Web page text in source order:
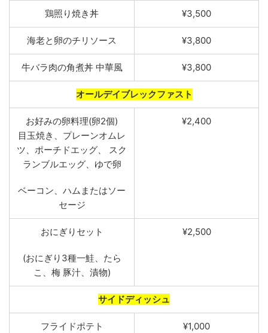
鶏照り焼き丼 ¥3,500
海老と卵のチリソース ¥3,800
牛バラ肉の角煮丼 中華風 ¥3,800
オールデイブレックファスト
お好みの卵料理(卵2個)
目玉焼き
プレーンオムレ
ツ
ポーチドエッグ
スク
ランブルエッグ、 ゆで卵
ベーコン
ハムまたはソー
セージ
¥2,400
おにぎりセッ ト
(おにぎり3種一鮭、たら
こ、梅 豚汁、漬物)
¥2,500
サイドディッシュ
フライドポテト ¥1,000